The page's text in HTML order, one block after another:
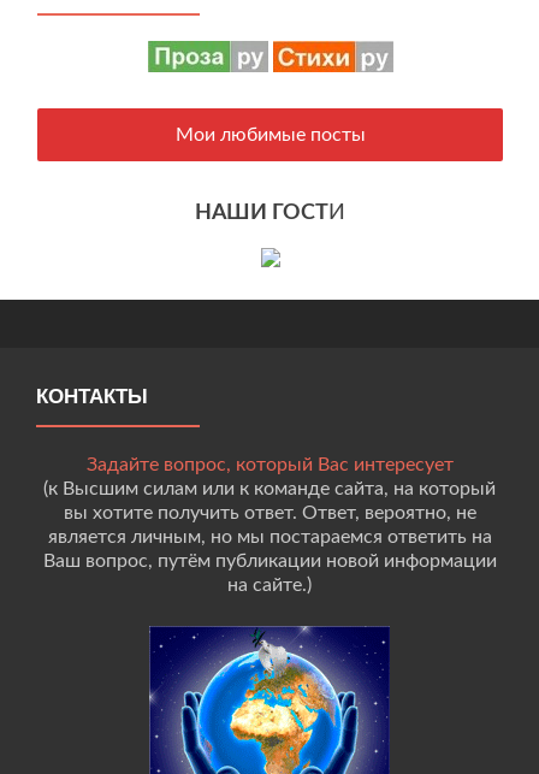
Мои любимые посты
НАШИ ГОСТИ
КОНТАКТЫ
Задайте вопрос, который Вас интересует
(к Высшим силам или к команде сайта, на который
вы хотите получить ответ. Ответ, вероятно, не
является личным, но мы постараемся ответить на
Ваш вопрос, путём публикации новой информации
на сайте.)